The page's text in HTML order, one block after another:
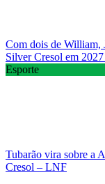
Com dois de William,
Silver Cresol em
Esporte
Tubarão vira sobre a
Cresol – LNF